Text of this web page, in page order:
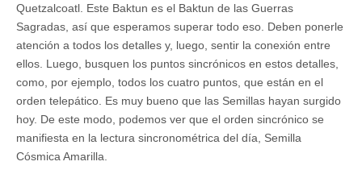
Quetzalcoatl. Este Baktun es el Baktun de las Guerras
Sagradas, así que esperamos superar todo eso. Deben ponerle
atención a todos los detalles y, luego, sentir la conexión entre
ellos. Luego, busquen los puntos sincrónicos en estos detalles,
como, por ejemplo, todos los cuatro puntos, que están en el
orden telepático. Es muy bueno que las Semillas hayan surgido
hoy. De este modo, podemos ver que el orden sincrónico se
manifiesta en la lectura sincronométrica del día, Semilla
Cósmica Amarilla.